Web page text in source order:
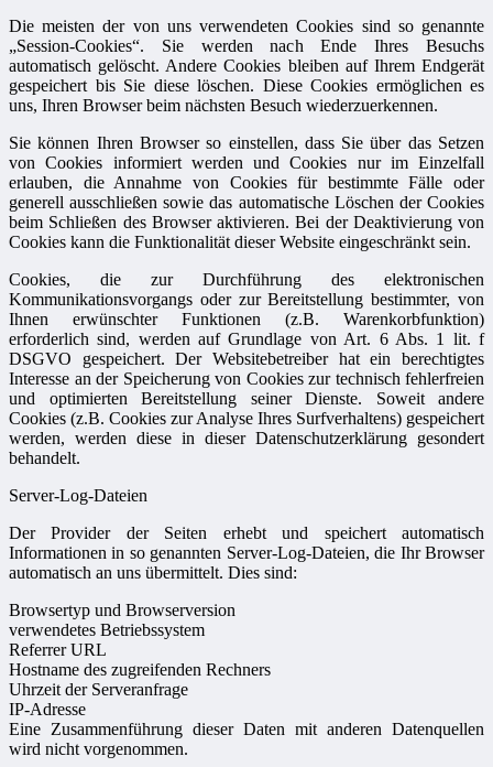
Die meisten der von uns verwendeten Cookies sind so genannte
„Session-Cookies“. Sie werden nach Ende Ihres Besuchs
automatisch gelöscht. Andere Cookies bleiben auf Ihrem Endgerät
gespeichert bis Sie diese löschen. Diese Cookies ermöglichen es
uns, Ihren Browser beim nächsten Besuch wiederzuerkennen.
Sie können Ihren Browser so einstellen, dass Sie über das Setzen
von Cookies informiert werden und Cookies nur im Einzelfall
erlauben, die Annahme von Cookies für bestimmte Fälle oder
generell ausschließen sowie das automatische Löschen der Cookies
beim Schließen des Browser aktivieren. Bei der Deaktivierung von
Cookies kann die Funktionalität dieser Website eingeschränkt sein.
Cookies, die zur Durchführung des elektronischen
Kommunikationsvorgangs oder zur Bereitstellung bestimmter, von
Ihnen erwünschter Funktionen (z.B. Warenkorbfunktion)
erforderlich sind, werden auf Grundlage von Art. 6 Abs. 1 lit. f
DSGVO gespeichert. Der Websitebetreiber hat ein berechtigtes
Interesse an der Speicherung von Cookies zur technisch fehlerfreien
und optimierten Bereitstellung seiner Dienste. Soweit andere
Cookies (z.B. Cookies zur Analyse Ihres Surfverhaltens) gespeichert
werden, werden diese in dieser Datenschutzerklärung gesondert
behandelt.
Server-Log-Dateien
Der Provider der Seiten erhebt und speichert automatisch
Informationen in so genannten Server-Log-Dateien, die Ihr Browser
automatisch an uns übermittelt. Dies sind:
Browsertyp und Browserversion
verwendetes Betriebssystem
Referrer URL
Hostname des zugreifenden Rechners
Uhrzeit der Serveranfrage
IP-Adresse
Eine Zusammenführung dieser Daten mit anderen Datenquellen
wird nicht vorgenommen.